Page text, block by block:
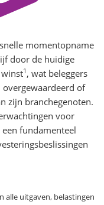
momentopname
door de huidige
1 , wat beleggers
of
zijn branchegenoten.
voor
fundamenteel
alle uitgaven, belastingen